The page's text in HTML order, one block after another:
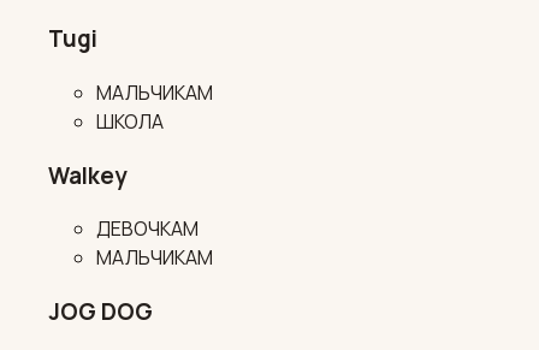
Tugi
МАЛЬЧИКАМ
ШКОЛА
Walkey
ДЕВОЧКАМ
МАЛЬЧИКАМ
JOG DOG